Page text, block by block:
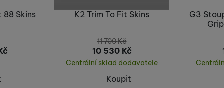
K2 Trim To Fit Skins
11 700Kč
10 530 Kč
Centrální sklad dodavatele
Koupit
G3
88 Skins